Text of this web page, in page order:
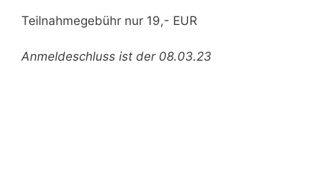
Teilnahmegebühr nur 19,- EUR
Anmeldeschluss ist der 08.03.23